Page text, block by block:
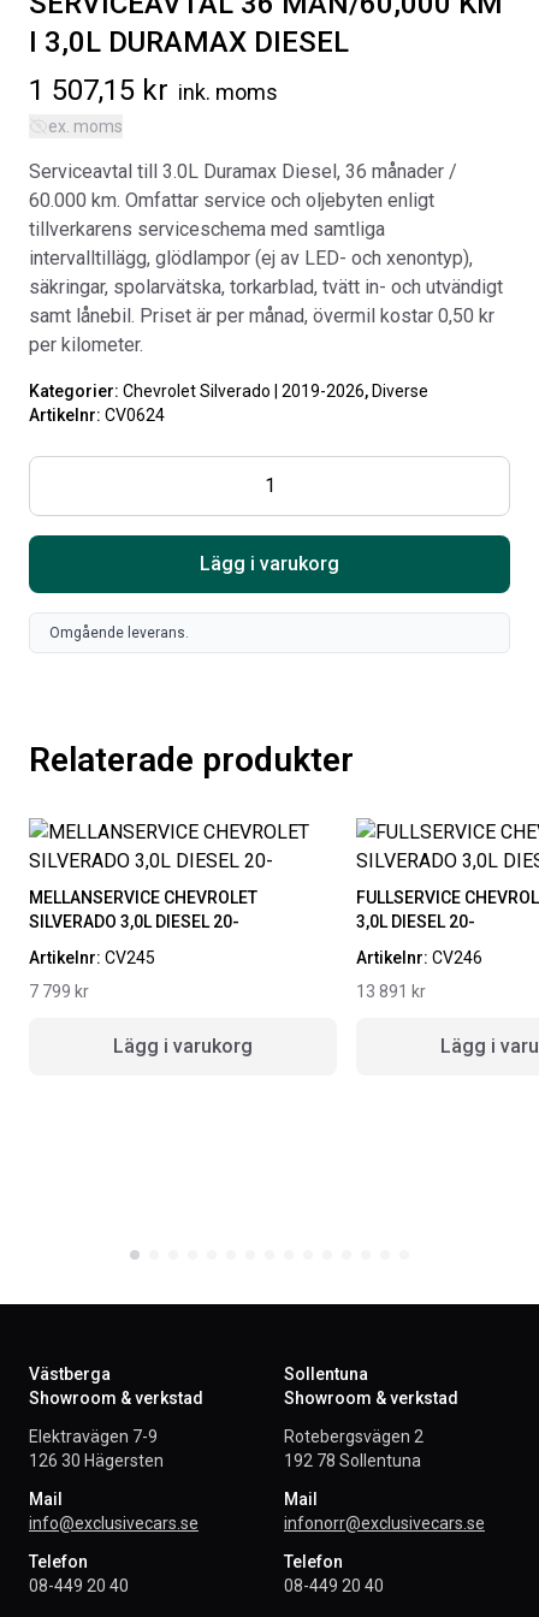
FRAMDÖRRAR
Artikelnr:RA0109
808kr
Välj alternativ
RAMBOX KIT
Artikelnr:
RA0146
1 960 kr
Artikelnr:DO0161
Lägg i varukorg
RAMBOX RAMSEAL
I 3,0L DURAMAX DIESEL
1 507,15 kr ink. moms
ex. moms
Serviceavtal till 3.0L Duramax Diesel, 36 månader /
60.000 km. Omfattar service och oljebyten enligt
tillverkarens serviceschema med samtliga
intervalltillägg, glödlampor (ej av LED- och xenontyp),
säkringar, spolarvätska, torkarblad, tvätt in- och utvändigt
samt lånebil. Priset är per månad, övermil kostar 0,50 kr
per kilometer.
Kategorier: Chevrolet Silverado | 2019-2026, Diverse
Artikelnr: CV0624
Lägg i varukorg
Omgående leverans.
Relaterade produkter
MELLANSERVICE CHEVROLET
SILVERADO 3,0L DIESEL 20-
Artikelnr: CV245
7 799 kr
Lägg i varukorg
FULLSERVICE
3,0L DIESEL 20-
Artikelnr: CV246
13 891 kr
Lägg i
Västberga
Showroom & verkstad
Elektravägen 7-9
126 30 Hägersten
Mail
info@exclusivecars.se
Telefon
08-449 20 40
Sollentuna
Showroom & verkstad
Rotebergsvägen 2
192 78 Sollentuna
Mail
infonorr@exclusivecars.se
Telefon
08-449 20 40